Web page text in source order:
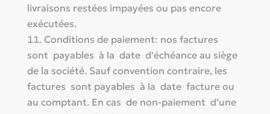
livraisons restées impayées ou pas encore
exécutées.
Conditions de paiement: nos factures
sont payables à la date d’échéance au siège
de la société. Sauf convention contraire, les
factures sont payables à la date facture ou
au comptant. En cas de non-paiement d’une